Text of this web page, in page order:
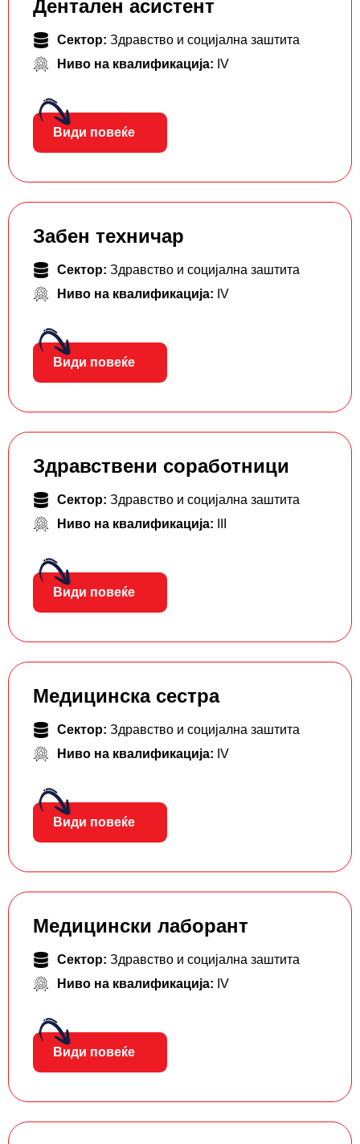
Дентален асистент
Сектор: Здравство и социјална заштита
Ниво на квалификација: IV
Види повеќе
Забен техничар
Сектор: Здравство и социјална заштита
Ниво на квалификација: IV
Види повеќе
Здравствени соработници
Сектор: Здравство и социјална заштита
Ниво на квалификација:
Види повеќе
Медицинска сестра
Сектор: Здравство и социјална заштита
Ниво на квалификација: IV
Види повеќе
Медицински лаборант
Сектор: Здравство и социјална заштита
Ниво на квалификација: IV
Види повеќе